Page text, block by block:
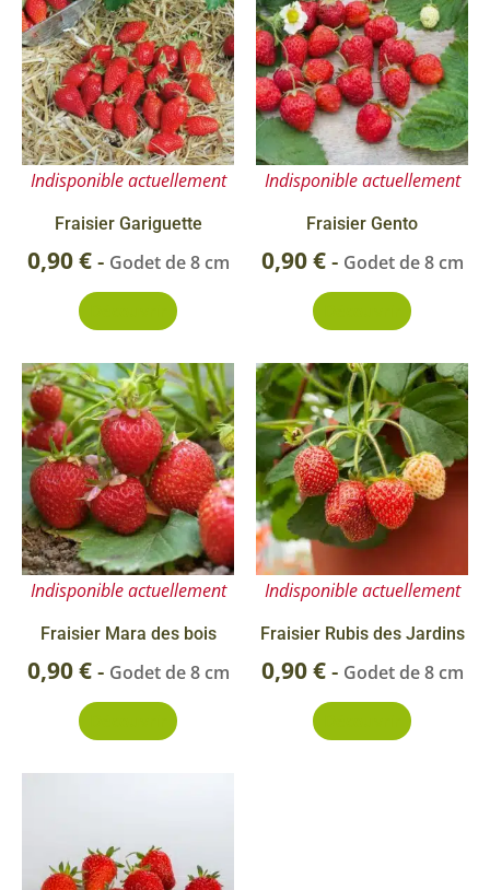
Indisponible actuellement
Fraisier Gariguette
0,90€- Godet de 8 cm
Indisponible actuellement
Fraisier Gento
0,90€- Godet de 8 cm
Indisponible actuellement
Fraisier Mara des bois
0,90€- Godet de 8 cm
Indisponible actuellement
Fraisier Rubis des Jardins
0,90€- Godet de 8 cm